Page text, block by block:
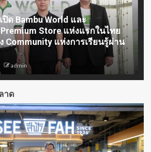
Wise ขึ้นแท่น Non-Bank รายแรกที่
ได้รับใบอนุญาตครบชุดในไทย
เตรียมเปิดตัวฟีเจอร์บัญชีหลายสกุล
เงินสำหรับบุคคลทั่วไปและภาค
‘Content Hub’ แห่งเอเชีย ในงาน
Thai Night Hong Kong 2026 ชู
ยุทธศาสตร์ 4 Pillars และศักยภาพ
ซีรีส์ Y–GL ขยายโอกาสธุรกิจบันเทิง
ไทยสู่เวทีโลก
ปิด Bambu World และ
Store แห่งแรกในไทย
Community แห่งการเรียนรู้ผ่าน
admin
าด